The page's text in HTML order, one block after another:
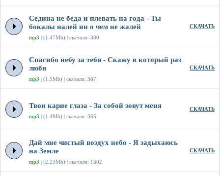
Седина не беда и плевать на года - Ты
бокалы налей ни о чем не жалей
mp3 | (1.47Mb) | скачали: 380
СКАЧАТЬ
Спасибо небу за тебя - Скажу в который раз
любя
mp3 | (1.5Mb) | скачали: 367
СКАЧАТЬ
Твои карие глаза - За собой зовут меня
mp3 | (1.4Mb) | скачали: 365
СКАЧАТЬ
Дай мне чистый воздух небо - Я задыхаюсь
на Земле
mp3 | (2.23Mb) | скачали: 1302
СКАЧАТЬ